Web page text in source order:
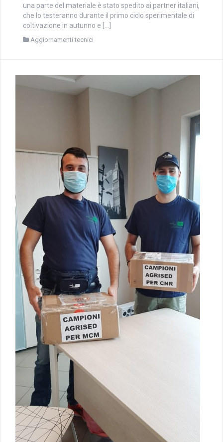
una parte del materiale è stato spedito ai partner italiani,
che lo testeranno durante il primo ciclo sperimentale di
coltivazione in autunno e […]
Aggiornamenti tecnici